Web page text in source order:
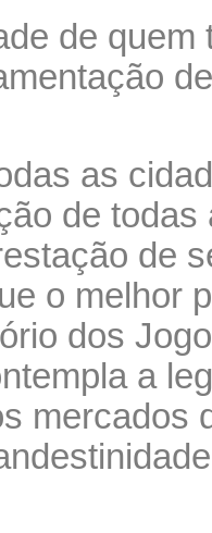
de
as
de
de
o melhor
dos
a
mercados